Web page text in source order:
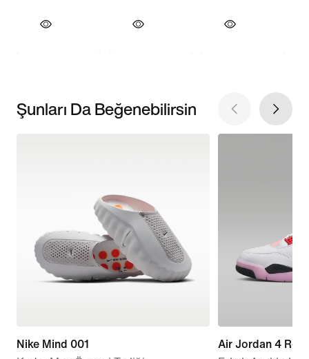
Şunları Da Beğenebilirsin
Nike Mind 001
Air Jordan 4